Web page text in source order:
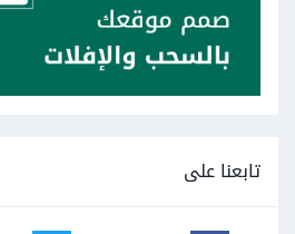
تابعنا على